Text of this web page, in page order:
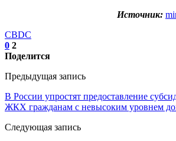
Источник:
CBDC
0 2
Поделится
Предыдущая запись
В России упростят предоставление
ЖКХ гражданам с невысоким уровнем
Следующая запись